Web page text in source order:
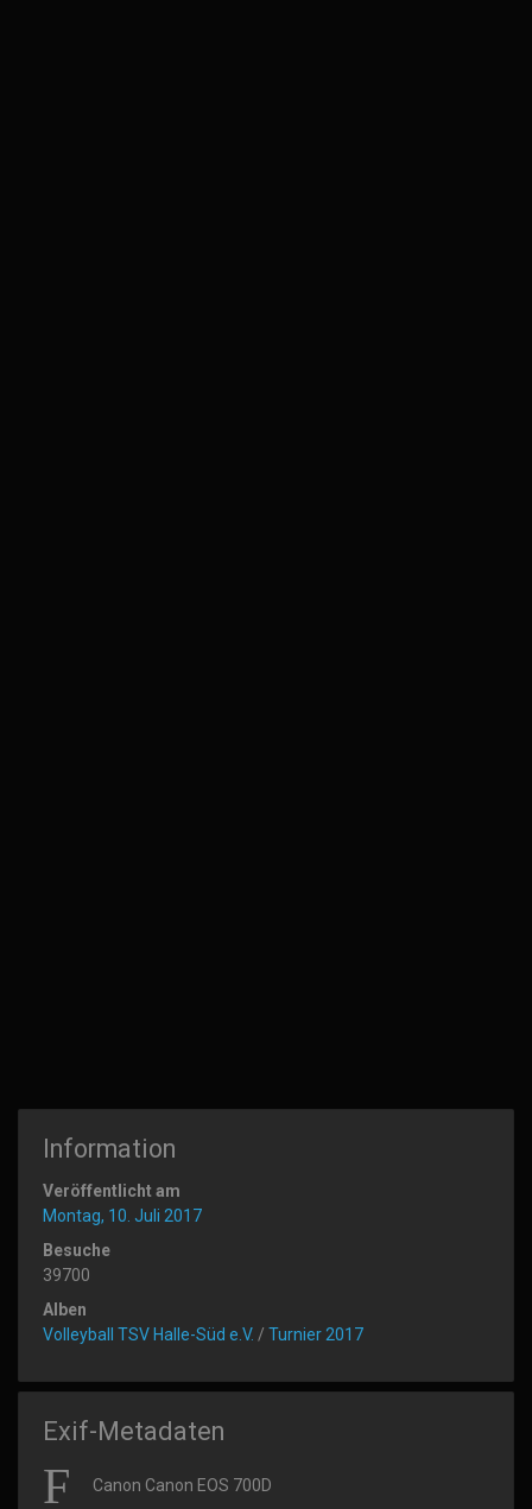
Information
Veröffentlicht am
Montag, 10. Juli 2017
Besuche
39700
Alben
Volleyball TSV Halle-Süd e.V. / Turnier 2017
Exif-Metadaten
Canon Canon EOS 700D